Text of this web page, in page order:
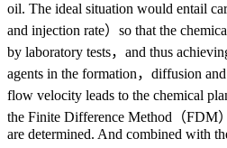
oil. The ideal situation would entail
and injection rate）so that the
by laboratory tests，and thus
agents in the formation，diffusion
flow velocity leads to the chemical
the Finite Difference Method（FDM
are determined. And combined with